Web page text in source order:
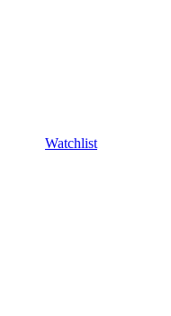
Watchlist